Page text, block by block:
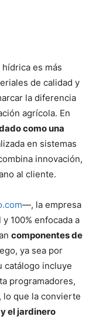
es más
de calidad y
la diferencia
agrícola. En
como una
en sistemas
innovación,
al cliente.
—, la empresa
100% enfocada a
componentes de
ya sea por
catálogo incluye
programadores,
que la convierte
el jardinero